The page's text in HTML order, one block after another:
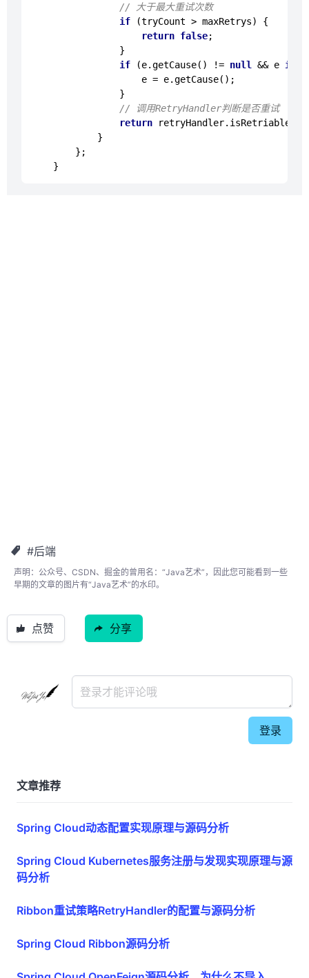
// 大于最大重试次数
if (tryCount > maxRetrys) {
return false;
                }
if (e.getCause() != null && e
                    e = e.
getCause();
                }
// 调用RetryHandler判断是否重试
return retryHandler.
            }
        };
#后端
声明：公众号、CSDN、掘金的曾用名：“Java艺术”，因此您可能看到一些
早期的文章的图片有“Java艺术”的水印。
点赞 分享
登录
文章推荐
Spring Cloud动态配置实现原理与源码分析
Spring Cloud Kubernetes服务注册与发现实现原理与源
码分析
Ribbon重试策略RetryHandler的配置与源码分析
Spring Cloud Ribbon源码分析